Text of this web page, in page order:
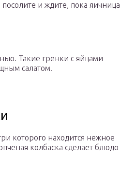
и ждите, пока яичница
Такие гренки с яйцами
салатом.
которого находится нежное
колбаска сделает блюдо